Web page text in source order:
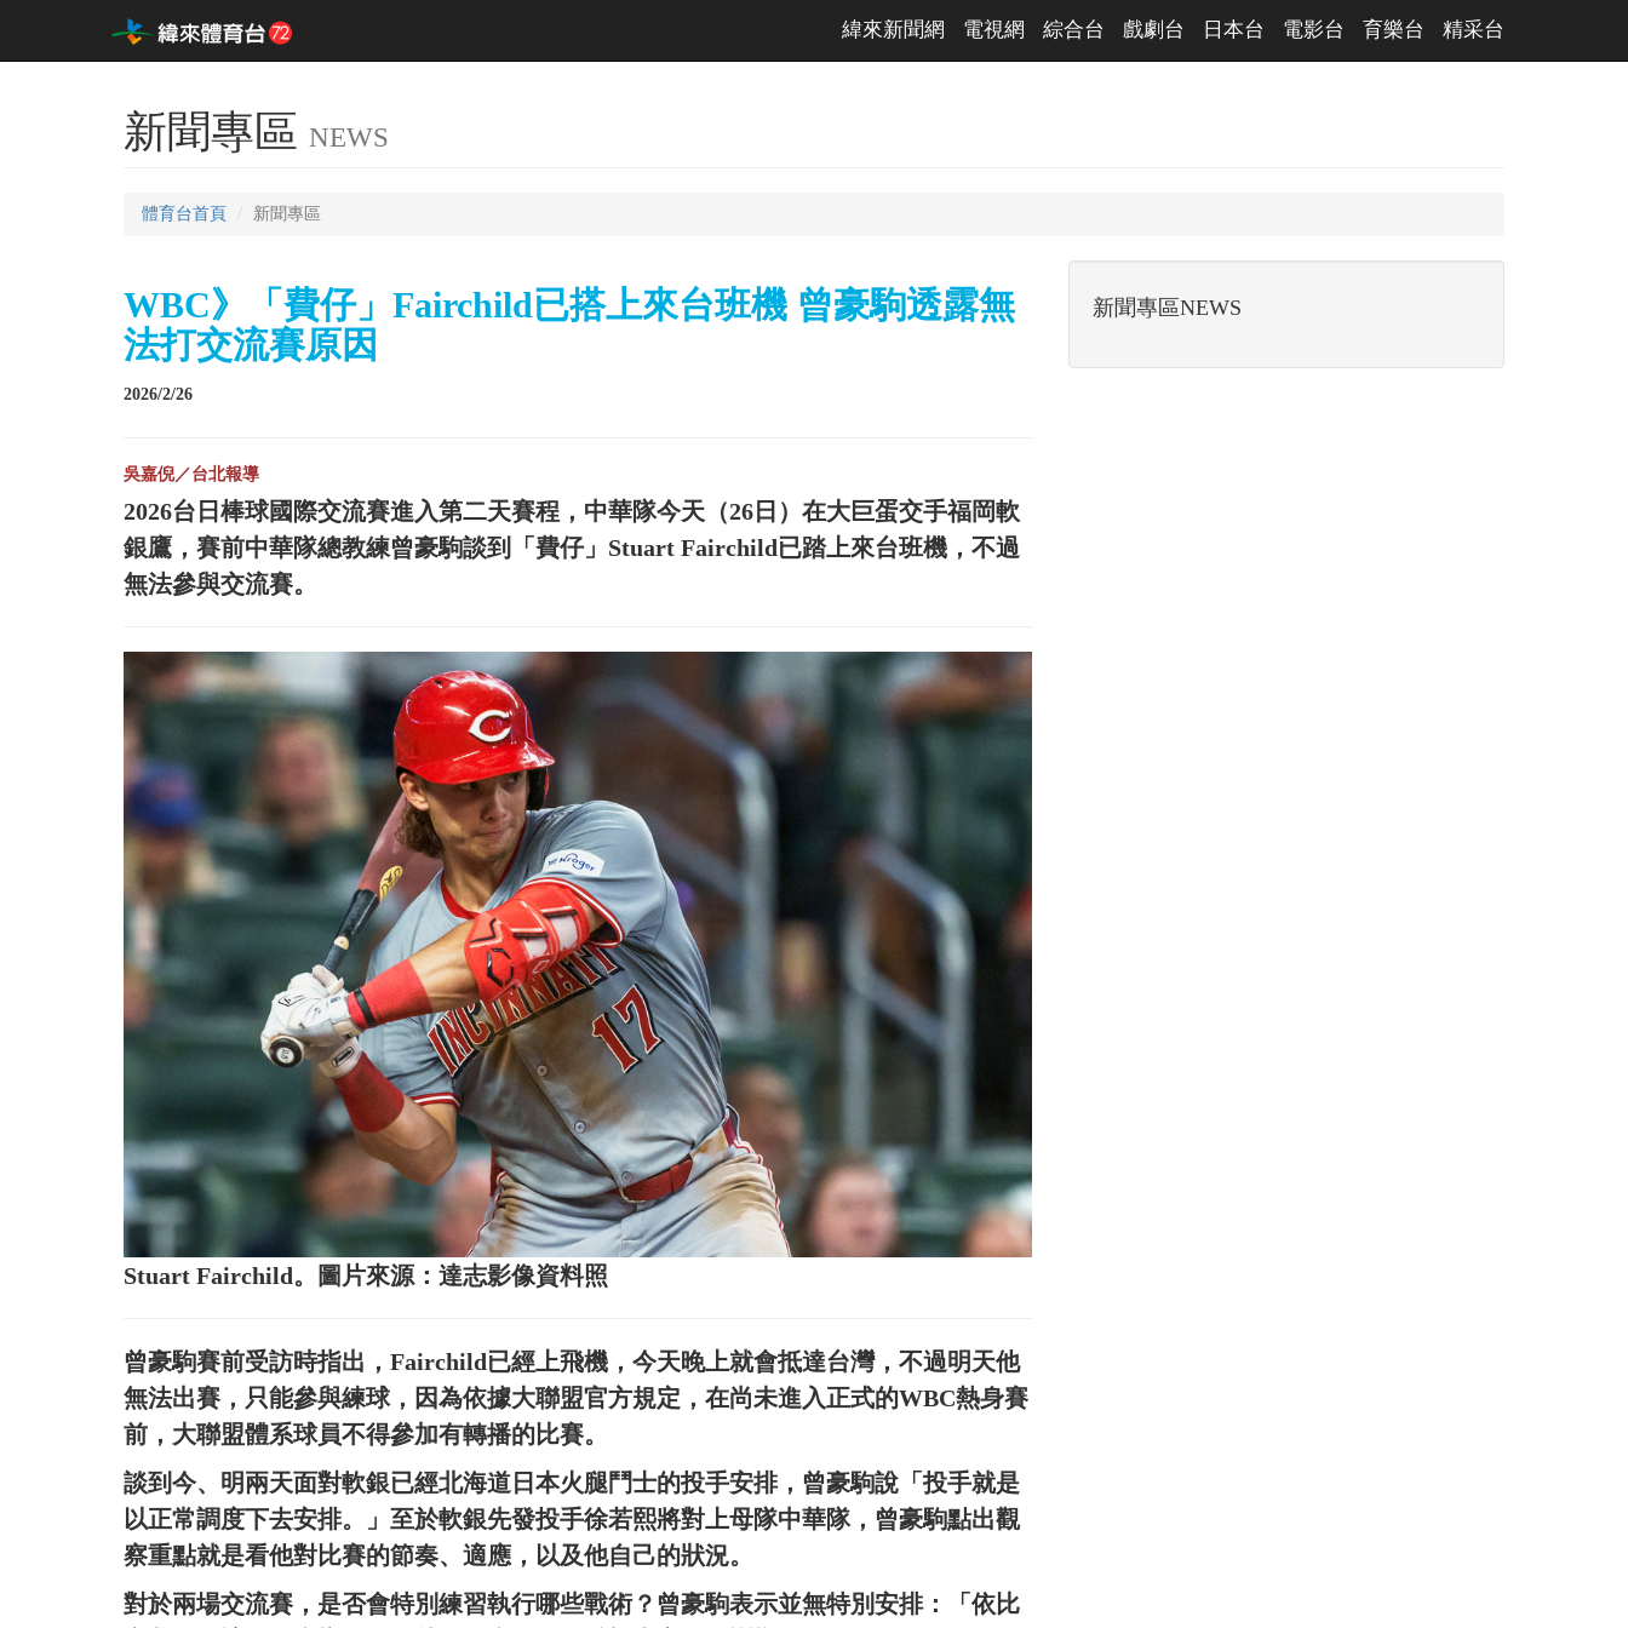
緯來新聞網 電視網 綜合台 戲劇台 日本台 電影台 育樂台 精采台
新聞專區 NEWS
體育台首頁 新聞專區
WBC》「費仔」Fairchild已搭上來台班機 曾豪駒透露無
法打交流賽原因
2026/2/26
吳嘉倪／台北報導
2026台日棒球國際交流賽進入第二天賽程，中華隊今天（26日）在大巨蛋交手福岡軟
銀鷹，賽前中華隊總教練曾豪駒談到「費仔」Stuart Fairchild已踏上來台班機，不過
無法參與交流賽。
Stuart Fairchild。圖片來源：達志影像資料照
曾豪駒賽前受訪時指出，Fairchild已經上飛機，今天晚上就會抵達台灣，不過明天他
無法出賽，只能參與練球，因為依據大聯盟官方規定，在尚未進入正式的WBC熱身賽
前，大聯盟體系球員不得參加有轉播的比賽。
談到今、明兩天面對軟銀已經北海道日本火腿鬥士的投手安排，曾豪駒說「投手就是
以正常調度下去安排。」至於軟銀先發投手徐若熙將對上母隊中華隊，曾豪駒點出觀
察重點就是看他對比賽的節奏、適應，以及他自己的狀況。
對於兩場交流賽，是否會特別練習執行哪些戰術？曾豪駒表示並無特別安排：「依比
新聞專區NEWS